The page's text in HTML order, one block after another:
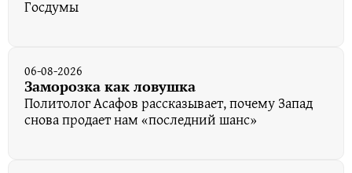
Госдумы
06-08-2026
Заморозка как ловушка
Политолог Асафов рассказывает, почему Запад
снова продает нам «последний шанс»